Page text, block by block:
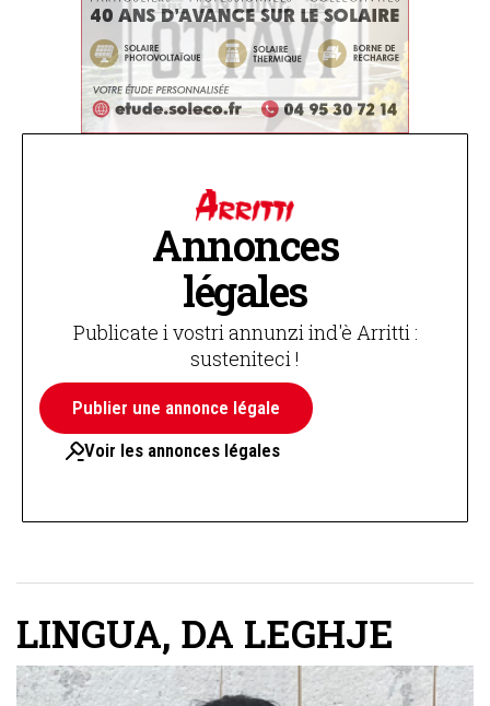
Annonces
légales
Publicate i vostri annunzi ind'è Arritti :
susteniteci !
Publier une annonce légale
Voir les annonces légales
LINGUA, DA LEGHJE